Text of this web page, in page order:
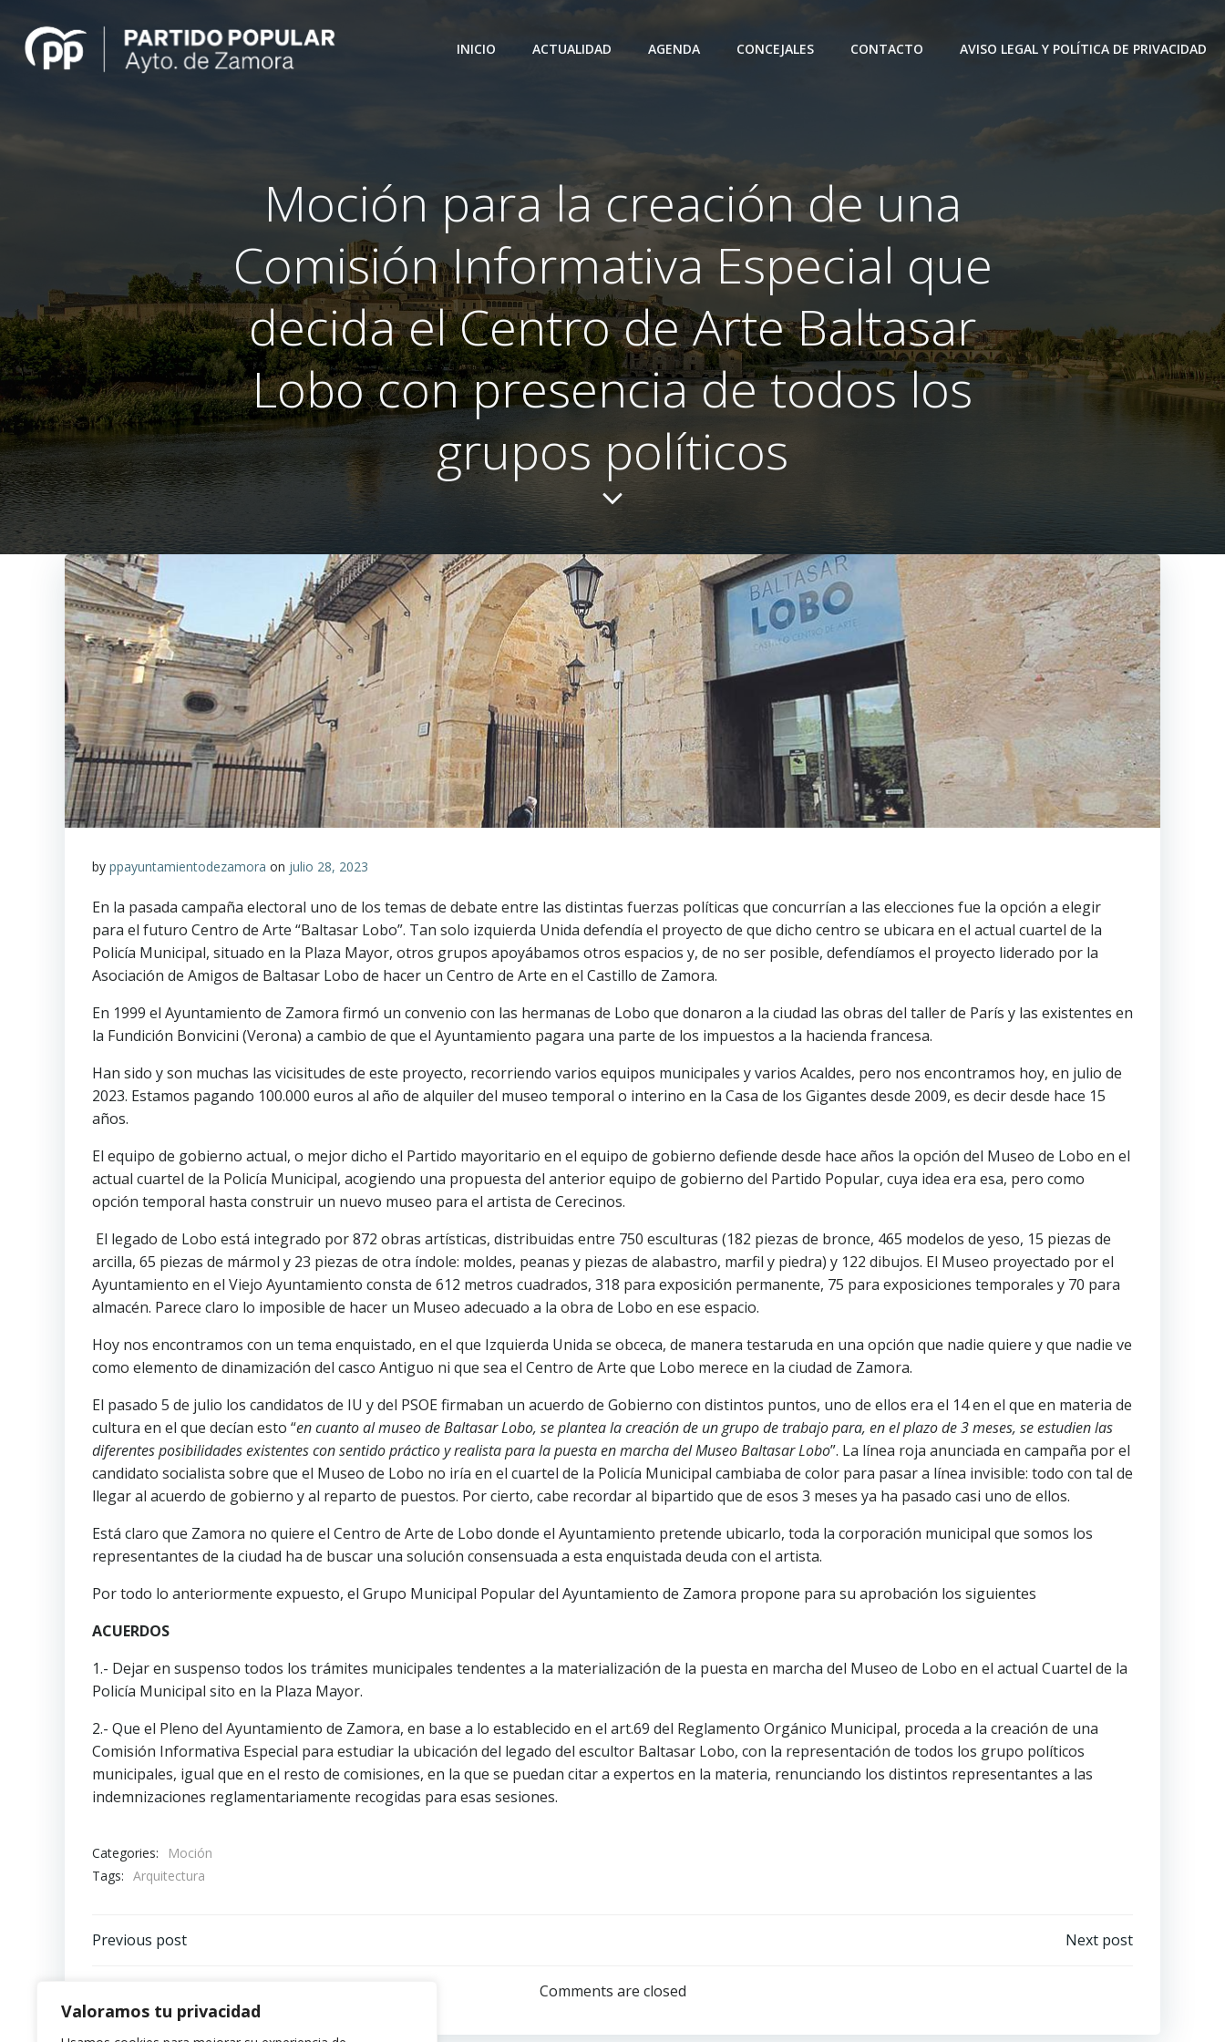
Valoramos tu privacidad
contenido
INICIO ACTUALIDAD AGENDA CONCEJALES CONTACTO AVISO LEGAL Y POLÍTICA DE PRIVACIDAD
Moción para la creación de una
Comisión Informativa Especial que
decida el Centro de Arte Baltasar
Lobo con presencia de todos los
grupos políticos
by ppayuntamientodezamora on julio 28, 2023
En la pasada campaña electoral uno de los temas de debate entre las distintas fuerzas políticas que concurrían a las elecciones fue la opción a elegir
para el futuro Centro de Arte “Baltasar Lobo”. Tan solo izquierda Unida defendía el proyecto de que dicho centro se ubicara en el actual cuartel de la
Policía Municipal, situado en la Plaza Mayor, otros grupos apoyábamos otros espacios y, de no ser posible, defendíamos el proyecto liderado por la
Asociación de Amigos de Baltasar Lobo de hacer un Centro de Arte en el Castillo de Zamora.
En 1999 el Ayuntamiento de Zamora firmó un convenio con las hermanas de Lobo que donaron a la ciudad las obras del taller de París y las existentes en
la Fundición Bonvicini (Verona) a cambio de que el Ayuntamiento pagara una parte de los impuestos a la hacienda francesa.
Han sido y son muchas las vicisitudes de este proyecto, recorriendo varios equipos municipales y varios Acaldes, pero nos encontramos hoy, en julio de
2023. Estamos pagando 100.000 euros al año de alquiler del museo temporal o interino en la Casa de los Gigantes desde 2009, es decir desde hace 15
años.
El equipo de gobierno actual, o mejor dicho el Partido mayoritario en el equipo de gobierno defiende desde hace años la opción del Museo de Lobo en el
actual cuartel de la Policía Municipal, acogiendo una propuesta del anterior equipo de gobierno del Partido Popular, cuya idea era esa, pero como
opción temporal hasta construir un nuevo museo para el artista de Cerecinos.
El legado de Lobo está integrado por 872 obras artísticas, distribuidas entre 750 esculturas (182 piezas de bronce, 465 modelos de yeso, 15 piezas de
arcilla, 65 piezas de mármol y 23 piezas de otra índole: moldes, peanas y piezas de alabastro, marfil y piedra) y 122 dibujos. El Museo proyectado por el
Ayuntamiento en el Viejo Ayuntamiento consta de 612 metros cuadrados, 318 para exposición permanente, 75 para exposiciones temporales y 70 para
almacén. Parece claro lo imposible de hacer un Museo adecuado a la obra de Lobo en ese espacio.
Hoy nos encontramos con un tema enquistado, en el que Izquierda Unida se obceca, de manera testaruda en una opción que nadie quiere y que nadie ve
como elemento de dinamización del casco Antiguo ni que sea el Centro de Arte que Lobo merece en la ciudad de Zamora.
El pasado 5 de julio los candidatos de IU y del PSOE firmaban un acuerdo de Gobierno con distintos puntos, uno de ellos era el 14 en el que en materia de
cultura en el que decían esto “en cuanto al museo de Baltasar Lobo, se plantea la creación de un grupo de trabajo para, en el plazo de 3 meses, se estudien las
diferentes posibilidades existentes con sentido práctico y realista para la puesta en marcha del Museo Baltasar Lobo”. La línea roja anunciada en campaña por el
candidato socialista sobre que el Museo de Lobo no iría en el cuartel de la Policía Municipal cambiaba de color para pasar a línea invisible: todo con tal de
llegar al acuerdo de gobierno y al reparto de puestos. Por cierto, cabe recordar al bipartido que de esos 3 meses ya ha pasado casi uno de ellos.
Está claro que Zamora no quiere el Centro de Arte de Lobo donde el Ayuntamiento pretende ubicarlo, toda la corporación municipal que somos los
representantes de la ciudad ha de buscar una solución consensuada a esta enquistada deuda con el artista.
Por todo lo anteriormente expuesto, el Grupo Municipal Popular del Ayuntamiento de Zamora propone para su aprobación los siguientes
ACUERDOS
1.- Dejar en suspenso todos los trámites municipales tendentes a la materialización de la puesta en marcha del Museo de Lobo en el actual Cuartel de la
Policía Municipal sito en la Plaza Mayor.
2.- Que el Pleno del Ayuntamiento de Zamora, en base a lo establecido en el art.69 del Reglamento Orgánico Municipal, proceda a la creación de una
Comisión Informativa Especial para estudiar la ubicación del legado del escultor Baltasar Lobo, con la representación de todos los grupo políticos
municipales, igual que en el resto de comisiones, en la que se puedan citar a expertos en la materia, renunciando los distintos representantes a las
indemnizaciones reglamentariamente recogidas para esas sesiones.
Categories:
Moción
Tags: Arquitectura
Navegación
Previous post
por
Next post
Comments are closed